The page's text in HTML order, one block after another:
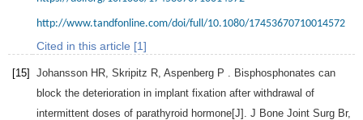
http://www.tandfonline.com/doi/full/10.1080/17453670710014572
Cited in this article [1]
[15] Johansson HR Skripitz R Aspenberg P . Bisphosphonates can
block the deterioration in implant fixation after withdrawal of
intermittent doses of parathyroid hormone[J]. J Bone Joint Surg Br,